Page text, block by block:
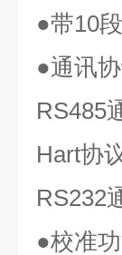
●带10
●通讯协
RS485
Hart协
RS232
●校准功